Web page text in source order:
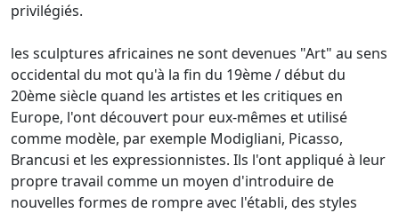
privilégiés.
les sculptures africaines ne sont devenues "Art" au sens
occidental du mot qu'à la fin du 19ème / début du
20ème siècle quand les artistes et les critiques en
Europe, l'ont découvert pour eux-mêmes et utilisé
comme modèle, par exemple Modigliani, Picasso,
Brancusi et les expressionnistes. Ils l'ont appliqué à leur
propre travail comme un moyen d'introduire de
nouvelles formes de rompre avec l'établi, des styles